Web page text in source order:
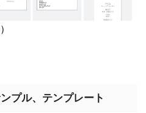
プル、テンプレート